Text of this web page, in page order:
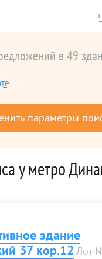
в 49
параметры
у метро
здание
37 кор.12 Лот